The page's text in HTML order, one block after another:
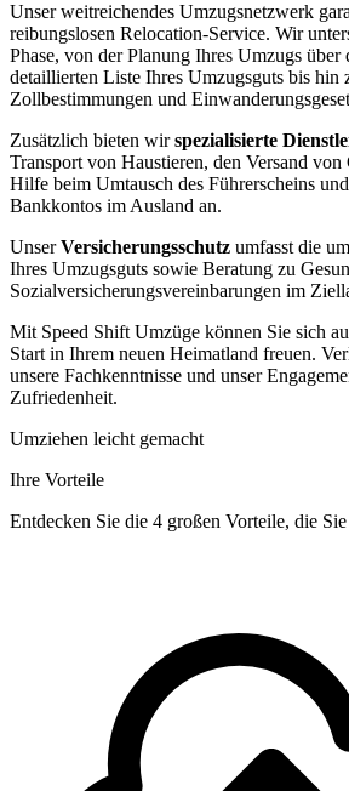
Unser weitreichendes Umzugsnetzwerk
reibungslosen Relocation-Service. Wir
Phase, von der Planung Ihres Umzugs über
detaillierten Liste Ihres Umzugsguts bis hin
Zollbestimmungen und
Zusätzlich bieten wirspezialisierte
Transport von Haustieren, den Versand
Hilfe beim Umtausch des Führerscheins
Bankkontos im Ausland an.
UnserVersicherungsschutz umfasst die
Ihres Umzugsguts sowie Beratung zu
Sozialversicherungsvereinbarungen im
Mit Speed Shift Umzüge können Sie sich
Start in Ihrem neuen Heimatland freuen.
unsere Fachkenntnisse und unser
Zufriedenheit.
Umziehen leicht gemacht
Ihre Vorteile
Entdecken Sie die 4 großen Vorteile, die